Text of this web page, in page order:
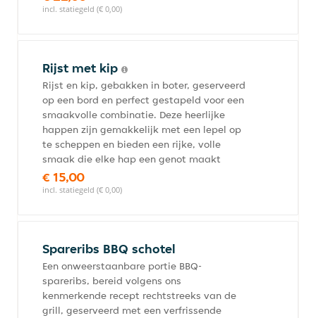
incl. statiegeld (€ 0,00)
Rijst met kip
Rijst en kip, gebakken in boter, geserveerd
op een bord en perfect gestapeld voor een
smaakvolle combinatie. Deze heerlijke
happen zijn gemakkelijk met een lepel op
te scheppen en bieden een rijke, volle
smaak die elke hap een genot maakt
€ 15,00
incl. statiegeld (€ 0,00)
Spareribs BBQ schotel
Een onweerstaanbare portie BBQ-
spareribs, bereid volgens ons
kenmerkende recept rechtstreeks van de
grill, geserveerd met een verfrissende